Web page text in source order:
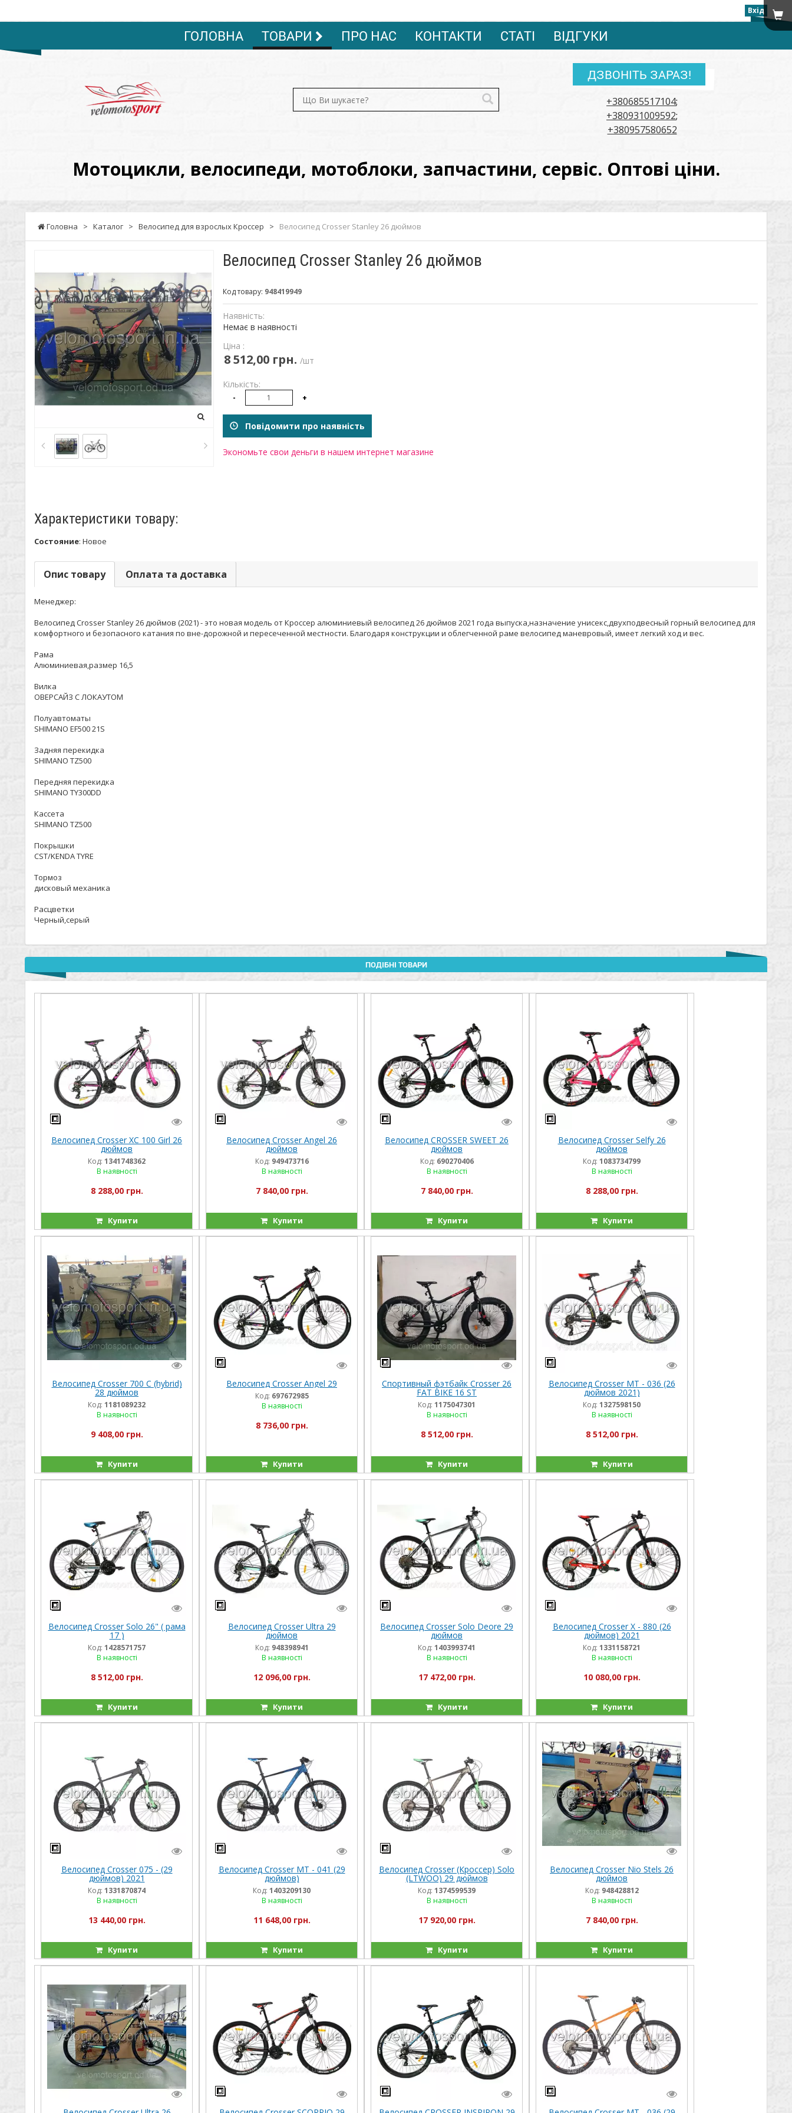
Вхід
ГОЛОВНА ТОВАРИ ПРО НАС КОНТАКТИ СТАТІ ВІДГУКИ
Мотоцикли,
запчастини,
Оптові
ціни.
ДЗВОНІТЬ ЗАРАЗ!
+380685517104;
+380931009592;
+380957580652
Мотоцикли, велосипеди, мотоблоки, запчастини, сервіс. Оптові ціни.
Головна > Каталог > Велосипед для взрослых Кроссер > Велосипед Crosser Stanley 26 дюймов
Велосипед Crosser Stanley 26 дюймов
Код товару: 948419949
Наявність:
Немає в наявності
Ціна :
8 512,00 грн. /шт
Кількість:
- +
Повідомити про наявність
Экономьте свои деньги в нашем интернет магазине
Характеристики товару:
Состояние: Новое
Опис товару Оплата та доставка
Менеджер:
Велосипед Crosser Stanley 26 дюймов (2021) - это новая модель от Кроссер алюминиевый велосипед 26 дюймов 2021 года выпуска,назначение унисекс,двухподвесный горный велосипед для
комфортного и безопасного катания по вне-дорожной и пересеченной местности. Благодаря конструкции и облегченной раме велосипед маневровый, имеет легкий ход и вес.
Рама
Алюминиевая,размер 16,5
Вилка
ОВЕРСАЙЗ С ЛОКАУТОМ
Полуавтоматы
SHIMANO EF500 21S
Задняя перекидка
SHIMANO TZ500
Передняя перекидка
SHIMANO TY300DD
Кассета
SHIMANO TZ500
Покрышки
CST/KENDA TYRE
Тормоз
дисковый механика
Расцветки
Черный,серый
ПОДІБНІ ТОВАРИ
Велосипед Crosser XC 100 Girl 26
дюймов
Код: 1341748362
В наявності
8 288,00 грн.
Купити
Велосипед Crosser Angel 26
дюймов
Код: 949473716
В наявності
7 840,00 грн.
Купити
Велосипед CROSSER SWEET 26
дюймов
Код: 690270406
В наявності
7 840,00 грн.
Купити
Велосипед Crosser Selfy 26
дюймов
Код: 1083734799
В наявності
8 288,00 грн.
Купити
Велосипед Crosser 700 C (hybrid)
28 дюймов
Код: 1181089232
В наявності
9 408,00 грн.
Купити
Велосипед Crosser Angel 29
Код: 697672985
В наявності
8 736,00 грн.
Купити
Спортивный фэтбайк Crosser 26
FAT BIKE 16 ST
Код: 1175047301
В наявності
8 512,00 грн.
Купити
Велосипед Crosser МТ - 036 (26
дюймов 2021)
Код: 1327598150
В наявності
8 512,00 грн.
Купити
Велосипед Crosser Solo 26" ( рама
17 )
Код: 1428571757
В наявності
8 512,00 грн.
Купити
Велосипед Crosser Ultra 29
дюймов
Код: 948398941
В наявності
12 096,00 грн.
Купити
Велосипед Crosser Solo Deore 29
дюймов
Код: 1403993741
В наявності
17 472,00 грн.
Купити
Велосипед Crosser Х - 880 (26
дюймов) 2021
Код: 1331158721
В наявності
10 080,00 грн.
Купити
Велосипед Crosser 075 - (29
дюймов) 2021
Код: 1331870874
В наявності
13 440,00 грн.
Купити
Велосипед Crosser МТ - 041 (29
дюймов)
Код: 1403209130
В наявності
11 648,00 грн.
Купити
Велосипед Crosser (Кроссер) Solo
(LTWOO) 29 дюймов
Код: 1374599539
В наявності
17 920,00 грн.
Купити
Велосипед Crosser Nio Stels 26
дюймов
Код: 948428812
В наявності
7 840,00 грн.
Купити